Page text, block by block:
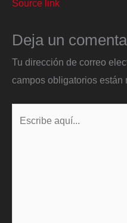
Source link
Deja un
Tu dirección de correo
campos obligatorios están